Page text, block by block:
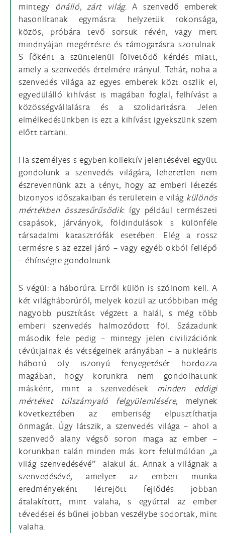
mintegy önálló, zárt világ. A szenvedő emberek
hasonlítanak egymásra: helyzetük rokonsága,
közös, próbára tevő sorsuk révén, vagy mert
mindnyájan megértésre és támogatásra szorulnak.
S főként a szüntelenül fölvetődő kérdés miatt,
amely a szenvedés értelmére irányul. Tehát, noha a
szenvedés világa az egyes emberek közt oszlik el,
egyedülálló kihívást is magában foglal, felhívást a
közösségvállalásra és a szolidaritásra. Jelen
elmélkedésünkben is ezt a kihívást igyekszünk szem
előtt tartani.
Ha személyes s egyben kollektív jelentésével együtt
gondolunk a szenvedés világára, lehetetlen nem
észrevennünk azt a tényt, hogy az emberi létezés
bizonyos időszakaiban és területein e világ különös
mértékben összesűrűsödik: így például természeti
csapások, járványok, földindulások s különféle
társadalmi katasztrófák esetében. Elég a rossz
termésre s az ezzel járó – vagy egyéb okból fellépő
– éhínségre gondolnunk.
S végül: a háborúra. Erről külön is szólnom kell. A
két világháborúról, melyek közül az utóbbiban még
nagyobb pusztítást végzett a halál, s még több
emberi szenvedés halmozódott föl. Századunk
második fele pedig – mintegy jelen civilizációnk
tévútjainak és vétségeinek arányában – a nukleáris
háború oly iszonyú fenyegetését hordozza
magában, hogy korunkra nem gondolhatunk
másként, mint a szenvedések minden eddigi
mértéket túlszárnyaló felgyülemlésére, melynek
következtében az emberiség elpusztíthatja
önmagát. Úgy látszik, a szenvedés világa – ahol a
szenvedő alany végső soron maga az ember –
korunkban talán minden más kort felülmúlóan „a
világ szenvedésévé” alakul át. Annak a világnak a
szenvedésévé, amelyet az emberi munka
eredményeként létrejött fejlődés jobban
átalakított, mint valaha, s egyúttal az ember
tévedései és bűnei jobban veszélybe sodortak, mint
valaha.